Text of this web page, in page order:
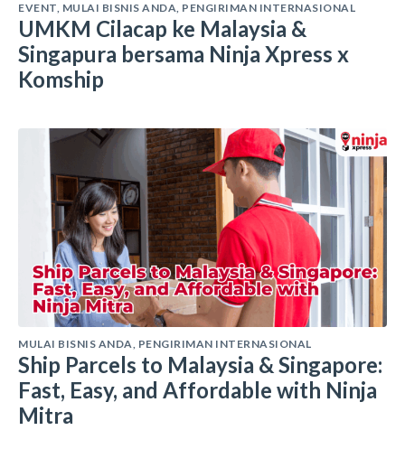
EVENT, MULAI BISNIS ANDA, PENGIRIMAN INTERNASIONAL
UMKM Cilacap ke Malaysia &
Singapura bersama Ninja Xpress x
Komship
MULAI BISNIS ANDA, PENGIRIMAN INTERNASIONAL
Ship Parcels to Malaysia & Singapore:
Fast, Easy, and Affordable with Ninja
Mitra